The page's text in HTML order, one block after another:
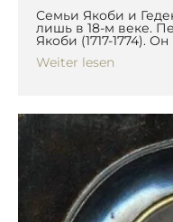
Семьи Якоби и
лишь в 18-м веке.
Якоби (1717-1774).
Weiter lesen